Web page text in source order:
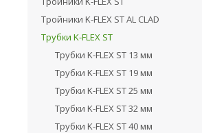
Тройники K-FLEX ST AL CLAD
Трубки K-FLEX ST
Трубки K-FLEX ST 13 мм
Трубки K-FLEX ST 19 мм
Трубки K-FLEX ST 25 мм
Трубки K-FLEX ST 32 мм
Трубки K-FLEX ST 40 мм